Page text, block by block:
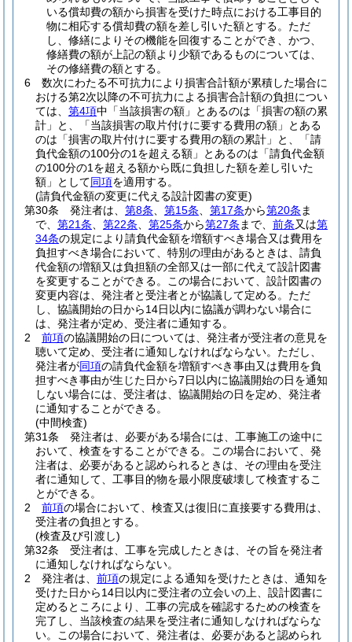
いる償却費の額から損害を受けた時点における工事目的
物に相応する償却費の額を差し引いた額とする。ただ
し、修繕によりその機能を回復することができ、かつ、
修繕費の額が上記の額より少額であるものについては、
その修繕費の額とする。
6
数次にわたる不可抗力により損害合計額が累積した場合に
おける第2次以降の不可抗力による損害合計額の負担につい
ては、 第4項中「当該損害の額」とあるのは「損害の額の累
計」と、「当該損害の取片付けに要する費用の額」とある
のは「損害の取片付けに要する費用の額の累計」と、「請
負代金額の100分の1を超える額」とあるのは「請負代金額
の100分の1を超える額から既に負担した額を差し引いた
額」として同項を適用する。
(請負代金額の変更に代える設計図書の変更)
第30条
発注者は、 第8条 第15条 第17条から第20条 ま
で、 第21条 第22条 第25条から第27条 まで、 前条又は第
34条の規定により請負代金額を増額すべき場合又は費用を
負担すべき場合において、特別の理由があるときは、請負
代金額の増額又は負担額の全部又は一部に代えて設計図書
を変更することができる。
この場合において、設計図書の
変更内容は、発注者と受注者とが協議して定める。 ただ
し、協議開始の日から14日以内に協議が調わない場合に
は、発注者が定め、受注者に通知する。
2
前項の協議開始の日については、発注者が受注者の意見を
聴いて定め、受注者に通知しなければならない。 ただし、
発注者が同項の請負代金額を増額すべき事由又は費用を負
担すべき事由が生じた日から7日以内に協議開始の日を通知
しない場合には、受注者は、協議開始の日を定め、発注者
に通知することができる。
(中間検査)
第31条
発注者は、必要がある場合には、工事施工の途中に
おいて、検査をすることができる。
この場合において、発
注者は、必要があると認められるときは、その理由を受注
者に通知して、工事目的物を最小限度破壊して検査するこ
とができる。
2
前項の場合において、検査又は復旧に直接要する費用は、
受注者の負担とする。
(検査及び引渡し)
第32条
受注者は、工事を完成したときは、その旨を発注者
に通知しなければならない。
2
発注者は、 前項の規定による通知を受けたときは、通知を
受けた日から14日以内に受注者の立会いの上、設計図書に
定めるところにより、工事の完成を確認するための検査を
完了し、当該検査の結果を受注者に通知しなければならな
い。
この場合において、発注者は、必要があると認められ